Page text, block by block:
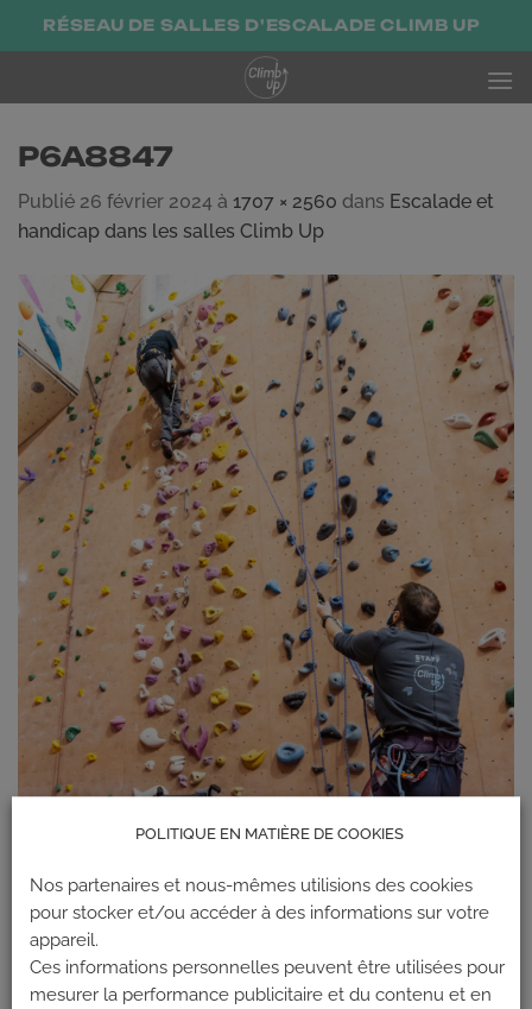
PasserRÉSEAU DE SALLES D'ESCALADE CLIMB UP
P6A8847
Publié 26 février 2024 à 1707 × 2560 dans Escalade et
handicap dans les salles Climb Up
POLITIQUE EN MATIÈRE DE COOKIES
Nos partenaires et nous-mêmes utilisions des cookies
pour stocker et/ou accéder à des informations sur votre
appareil.
Ces informations personnelles peuvent être utilisées pour
mesurer la performance publicitaire et du contenu et en